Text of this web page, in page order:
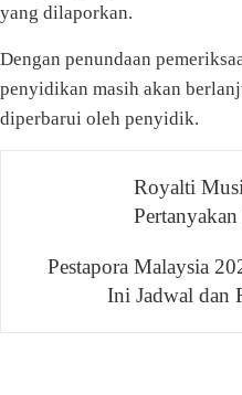
yang dilaporkan.
Dengan penundaan
penyidikan masih akan
diperbarui oleh penyidik.
NavigasiRoyalti
Pestapora Malaysia
Ini Jadwal dan